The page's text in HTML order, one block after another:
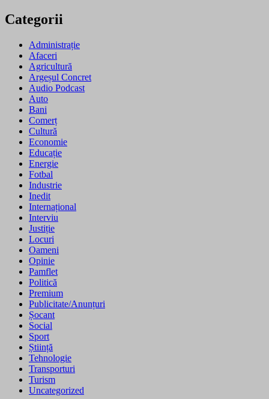
Categorii
Administrație
Afaceri
Agricultură
Argeșul Concret
Audio Podcast
Auto
Bani
Comerț
Cultură
Economie
Educație
Energie
Fotbal
Industrie
Inedit
Internațional
Interviu
Justiție
Locuri
Oameni
Opinie
Pamflet
Politică
Premium
Publicitate/Anunțuri
Șocant
Social
Sport
Știință
Tehnologie
Transporturi
Turism
Uncategorized